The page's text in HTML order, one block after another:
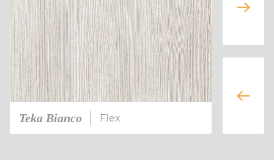
Teka Bianco Flex